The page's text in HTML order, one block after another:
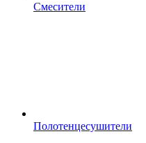
Смесители
Полотенцесушители